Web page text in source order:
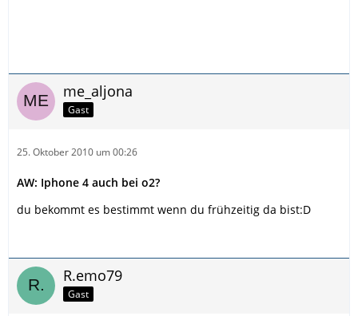
me_aljona
Gast
25. Oktober 2010 um 00:26
AW: Iphone 4 auch bei o2?
du bekommt es bestimmt wenn du frühzeitig da bist:D
R.emo79
Gast